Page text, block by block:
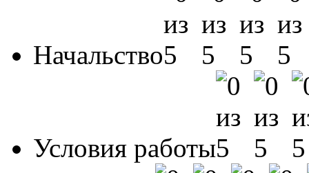
Начальство
Условия работы